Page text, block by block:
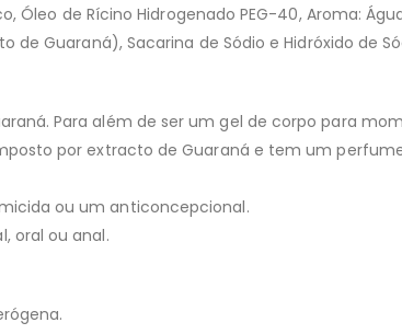
Óleo de Rícino Hidrogenado PEG-40, Aroma:
de Guaraná), Sacarina de Sódio e Hidróxido de
Para além de ser um gel de corpo para
por extracto de Guaraná e tem um
ou um anticoncepcional.
oral ou anal.